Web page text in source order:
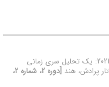
پرده‌برداری از روندهای اقلیمی از سال 1922 تا 2022: یک تحلیل سری زمانی
پرادش، هند
[دوره 2، شماره 2،